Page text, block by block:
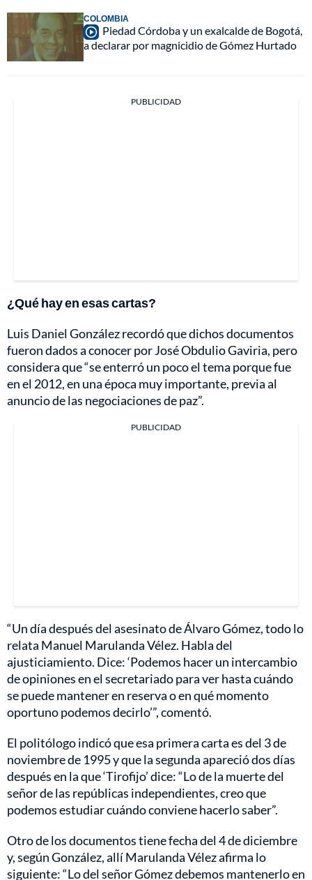
COLOMBIA
Piedad Córdoba y un exalcalde de Bogotá,
a declarar por magnicidio de Gómez Hurtado
PUBLICIDAD
¿Qué hay en esas cartas?
Luis Daniel González recordó que dichos documentos
fueron dados a conocer por José Obdulio Gaviria, pero
considera que “se enterró un poco el tema porque fue
en el 2012, en una época muy importante, previa al
anuncio de las negociaciones de paz”.
PUBLICIDAD
“Un día después del asesinato de Álvaro Gómez, todo lo
relata Manuel Marulanda Vélez. Habla del
ajusticiamiento. Dice: ‘Podemos hacer un intercambio
de opiniones en el secretariado para ver hasta cuándo
se puede mantener en reserva o en qué momento
oportuno podemos decirlo’”, comentó.
El politólogo indicó que esa primera carta es del 3 de
noviembre de 1995 y que la segunda apareció dos días
después en la que ‘Tirofijo’ dice: “Lo de la muerte del
señor de las repúblicas independientes, creo que
podemos estudiar cuándo conviene hacerlo saber”.
Otro de los documentos tiene fecha del 4 de diciembre
y, según González, allí Marulanda Vélez afirma lo
siguiente: “Lo del señor Gómez debemos mantenerlo en